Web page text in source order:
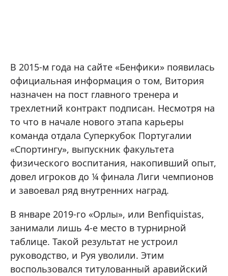
В 2015-м года на сайте «Бенфики» появилась
официальная информация о том, Витория
назначен на пост главного тренера и
трехлетний контракт подписан. Несмотря на
то что в начале нового этапа карьеры
команда отдала Суперкубок Португалии
«Спортингу», выпускник факультета
физического воспитания, накопивший опыт,
довел игроков до ¼ финала Лиги чемпионов
и завоевал ряд внутренних наград.
В январе 2019-го «Орлы», или Benfiquistas,
занимали лишь 4-е место в турнирной
таблице. Такой результат не устроил
руководство, и Руя уволили. Этим
воспользовался титулованный аравийский